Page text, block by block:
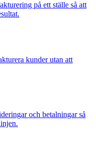
på ett ställe så att
kunder utan att
och betalningar så